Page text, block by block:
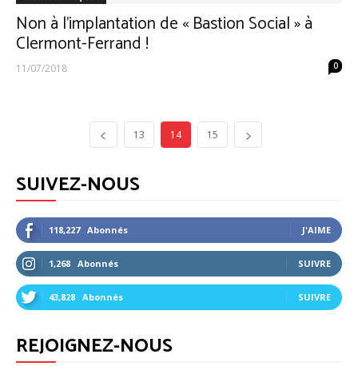
Non à l’implantation de « Bastion Social » à
Clermont-Ferrand !
11/07/2018 0
13 14 15
SUIVEZ-NOUS
118,227 Abonnés J'AIME
1,268 Abonnés SUIVRE
43,828 Abonnés SUIVRE
REJOIGNEZ-NOUS